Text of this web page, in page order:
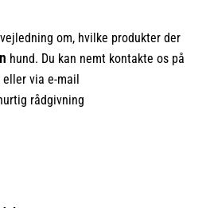
om, hvilke produkter der
hund. Du kan nemt kontakte os på
eller via e-mail
rådgivning